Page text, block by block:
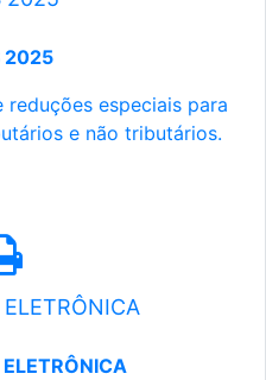
2025
especiais para
e não tributários.